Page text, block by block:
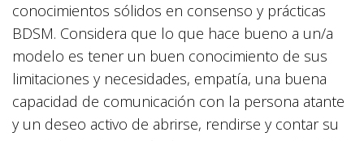
conocimientos sólidos en consenso y prácticas
BDSM. Considera que lo que hace bueno a un/a
modelo es tener un buen conocimiento de sus
limitaciones y necesidades, empatía, una buena
capacidad de comunicación con la persona atante
y un deseo activo de abrirse, rendirse y contar su